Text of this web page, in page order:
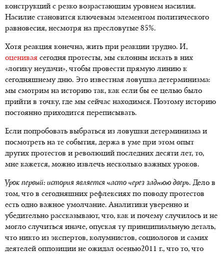
конструкций с резко возрастающим уровнем насилия.
Насилие становится ключевым элементом политического
равновесия, несмотря на пресловутые 85%.
Хотя реакция конечна, жить при реакции трудно. И,
оценивая сегодня протесты, мы склонны искать в них
«логику неудачи», чтобы провести прямую линию к
сегодняшнему дню. Это известная ловушка детерминизма:
мы смотрим на историю так, как если бы ее целью было
прийти в точку, где мы сейчас находимся. Поэтому историю
постоянно приходится переписывать.
Если попробовать выбраться из ловушки детерминизма и
посмотреть на те события, держа в уме при этом опыт
других протестов и революций последних десяти лет, то,
мне кажется, можно извлечь несколько важных уроков.
Урок первый: история является часто через заднюю дверь. Дело в
том, что в сегодняшних рефлексиях по поводу протестов
есть одно важное умолчание. Аналитики уверенно и
убедительно рассказывают, что, как и почему случилось и не
могло случиться иначе, опуская ту принципиальную деталь,
что никто из экспертов, колумнистов, социологов и самих
деятелей оппозиции не ожидал осенью2011 г., что то, что